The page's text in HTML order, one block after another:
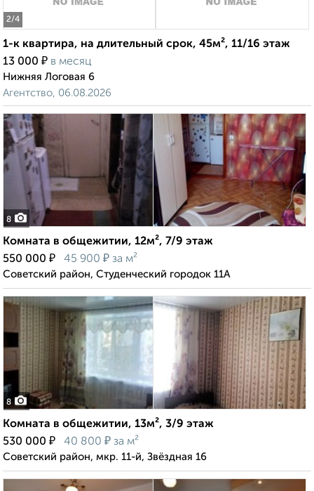
2/4
1-к квартира, на длительный срок, 45м², 11/16 этаж
13 000 ₽ в месяц
Нижняя Логовая 6
Агентство, 06.08.2026
8
Комната в общежитии, 12м², 7/9 этаж
550 000 ₽ 45 900 ₽ за м²
Советский район, Студенческий городок 11А
8
Комната в общежитии, 13м², 3/9 этаж
530 000 ₽ 40 800 ₽ за м²
Советский район, мкр. 11-й, Звёздная 16